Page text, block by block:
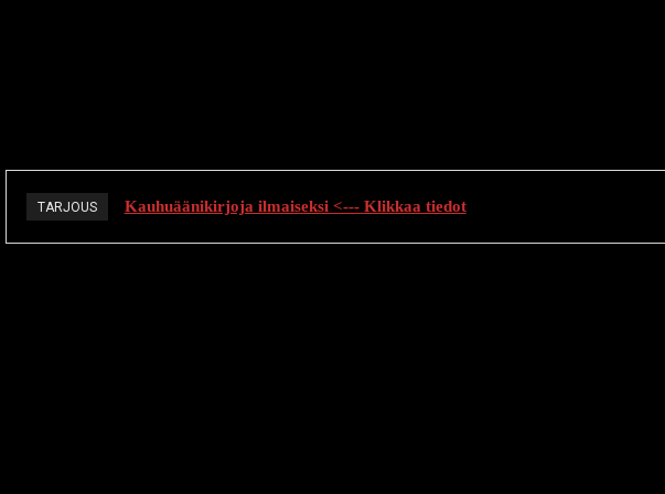
TARJOUS Kauhuäänikirjoja ilmaiseksi <--- Klikkaa tiedot